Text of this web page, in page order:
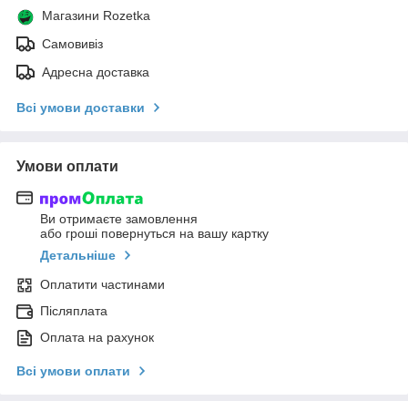
Магазини Rozetka
Самовивіз
Адресна доставка
Всі умови доставки
Умови оплати
Ви отримаєте замовлення
або гроші повернуться на вашу картку
Детальніше
Оплатити частинами
Післяплата
Оплата на рахунок
Всі умови оплати